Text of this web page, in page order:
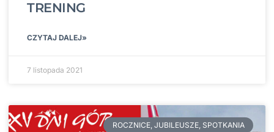
TRENING
CZYTAJ DALEJ»
7 listopada 2021
ROCZNICE, JUBILEUSZE, SPOTKANIA